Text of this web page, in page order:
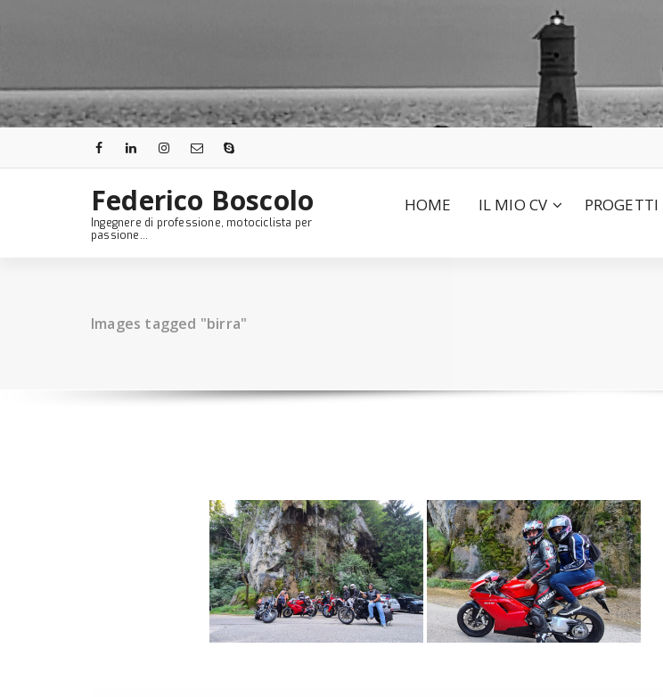
Federico Boscolo
Ingegnere di professione, motociclista per
passione...
HOME IL MIO CV PROGETTI
Images tagged "birra"